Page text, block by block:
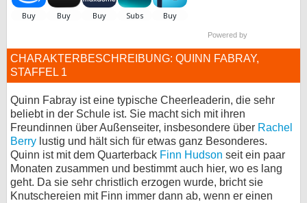
Powered by
CHARAKTERBESCHREIBUNG: QUINN FABRAY,
STAFFEL 1
Quinn Fabray ist eine typische Cheerleaderin, die sehr
beliebt in der Schule ist. Sie macht sich mit ihren
Freundinnen über Außenseiter, insbesondere über Rachel
Berry lustig und hält sich für etwas ganz Besonderes.
Quinn ist mit dem Quarterback Finn Hudson seit ein paar
Monaten zusammen und bestimmt auch hier, wo es lang
geht. Da sie sehr christlich erzogen wurde, bricht sie
Knutschereien mit Finn immer dann ab, wenn er einen
bei Facebook
Kontakt
Nutzungsbedingungen
Datenschutz
Cookie-Einstellungen